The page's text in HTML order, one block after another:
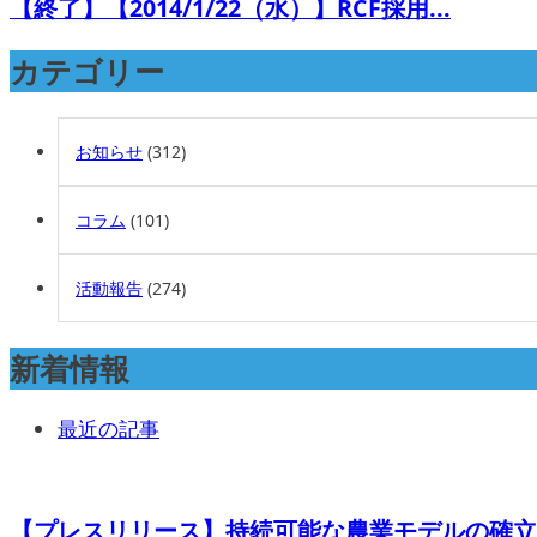
【終了】【2014/1/22（水）】RCF採用...
カテゴリー
お知らせ (312)
コラム (101)
活動報告 (274)
新着情報
最近の記事